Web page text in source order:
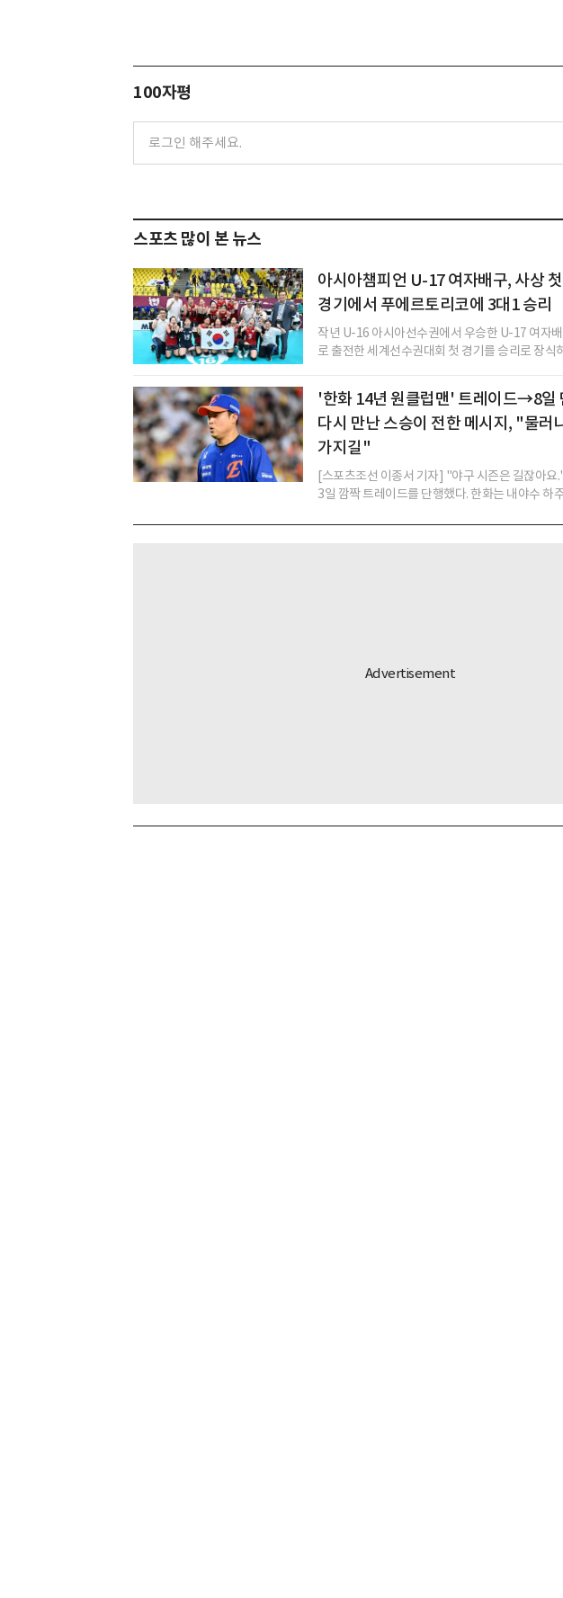
100자평
스포츠 많이 본 뉴스
아시아챔피언 U-17 여자배구, 사상
경기에서 푸에르토리코에 3대1 승리
작년 U-16 아시아선수권에서 우승한 U-17 여자
로 출전한 세계선수권대회 첫 경기를 승리로 장식
'한화 14년 원클럽맨' 트레이드→8일
다시 만난 스승이 전한 메시지, "물러
가지길"
[스포츠조선 이종서 기자] "야구 시즌은 길잖아요
3일 깜짝 트레이드를 단행했다. 한화는 내야수 하